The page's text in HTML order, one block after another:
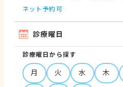
ネット予約可
診療曜日
診療曜日から探す
月 火 水 木